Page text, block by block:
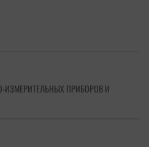
ИЗМЕРИТЕЛЬНЫХ ПРИБОРОВ И